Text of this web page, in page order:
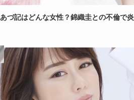
づ記はどんな女性？錦織圭との不倫で炎